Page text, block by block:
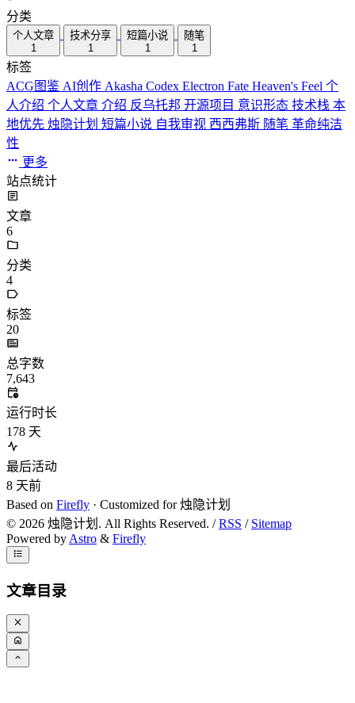
分类
个人文章
1
技术分享
1
短篇小说
1
随笔
1
标签
ACG图鉴 AI创作 Akasha Codex Electron Fate Heaven's Feel 个
人介绍 个人文章 介绍 反乌托邦 开源项目 意识形态 技术栈 本
地优先 烛隐计划 短篇小说 自我审视 西西弗斯 随笔 革命纯洁
性
更多
站点统计
文章
6
分类
4
标签
20
总字数
7,643
运行时长
178 天
最后活动
8 天前
Based on Firefly · Customized for 烛隐计划
© 2026 烛隐计划. All Rights Reserved. /RSS / Sitemap
Powered by Astro & Firefly
文章目录